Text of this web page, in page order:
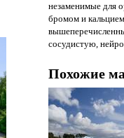
незаменимые для
бромом и
сосудистую,
Похожие